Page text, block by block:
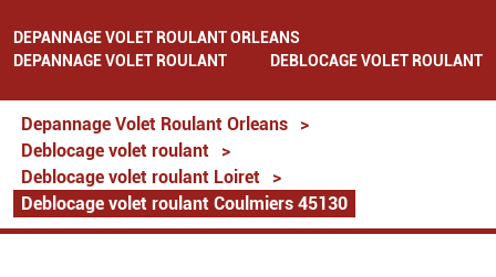
DEPANNAGE VOLET ROULANT ORLEANS
DEPANNAGE VOLET ROULANT
DEBLOCAGE VOLET ROULANT
Depannage Volet Roulant Orleans
>
Deblocage volet roulant
>
Deblocage volet roulant Loiret
>
Deblocage volet roulant Coulmiers 45130